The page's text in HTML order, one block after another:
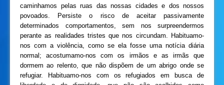
caminhamos pelas ruas das nossas cidades e dos nossos
povoados. Persiste o risco de aceitar passivamente
determinados comportamentos, sem nos surpreendermos
perante as realidades tristes que nos circundam. Habituamo-
nos com a violência, como se ela fosse uma notícia diária
normal; acostumamo-nos com os irmãos e as irmãs que
dormem ao relento, que não dispõem de um abrigo onde se
refugiar. Habituamo-nos com os refugiados em busca de